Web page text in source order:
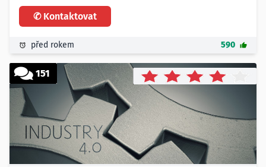
- cestou tam bychom chtěli asi nějakou zastávku
- uvažujeme o Kolíně nad Rýnem, Cáchách či Maastrichtu
- pro 20-25 osob
Trasa:
- Praha - Eindhoven (Nizozemsko) - Praha
- odjezd v úterý 2.10. ve 23 hodin od Smíchovského nádraží
v Praze
- odjezd zpět z Eindhovenu (asi nějaké parkoviště u
stadionu) 3. 10. 2018 ve 23:30
✆ Kontaktovat
před rokem 590
151